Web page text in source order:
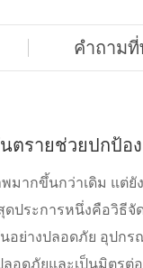
คำถาม
รายช่วยปกป้อ
มากขึ้นกว่าเดิม แต่
ระการหนึ่งคือวิธีจั
อย่างปลอดภัย อุป
อดภัยและเป็นมิตร